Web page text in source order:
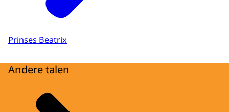
Prinses Beatrix
Andere talen